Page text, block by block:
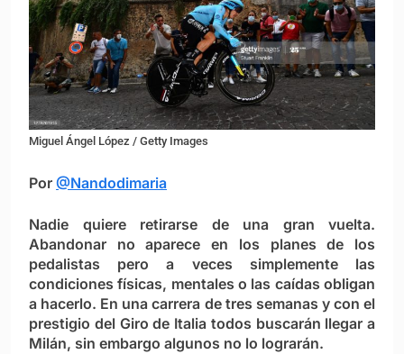
Miguel Ángel López / Getty Images
Por @Nandodimaria
Nadie quiere retirarse de una gran vuelta.
Abandonar no aparece en los planes de los
pedalistas pero a veces simplemente las
condiciones físicas, mentales o las caídas obligan
a hacerlo. En una carrera de tres semanas y con el
prestigio del Giro de Italia todos buscarán llegar a
Milán, sin embargo algunos no lo lograrán.